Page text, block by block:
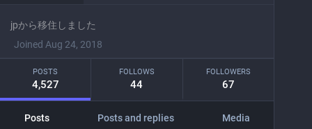
jpから移住しました
Joined Aug 24, 2018
POSTS
4,527
FOLLOWS
44
FOLLOWERS
67
Posts Posts and replies Media